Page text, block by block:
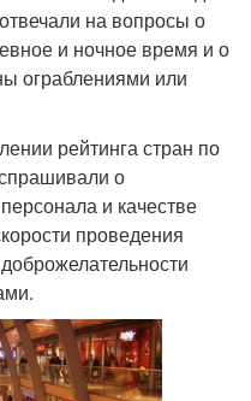
на вопросы о
и ночное время и о
ограблениями или
рейтинга стран по
о
и качестве
проведения